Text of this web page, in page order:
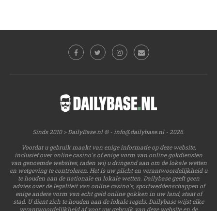
Sinds 2010 > DailyBase.nl © - info@dailybase.nl- 2026.
Voordat u gebruik maakt van enige informatie op deze website,
inclusief over online casino's of enige vorm van online gokdiensten
van genoemde websites, raden wij u dringend aan om de lokale wetten
en wetgeving te controleren. Het is uw plicht en verantwoordelijkheid u
te houden aan de nationale en lokale wetten. Dailybase geeft geen
advies over de legaliteit van online casino's, sportweddenschappen of
enige andere vorm van echt geld online gokken in uw land, staat of
stad. U dient zich te houden aan de lokale regels. Dailybase wijst elke
verantwoordelijkheid af voor uw gebruik van deze website en de